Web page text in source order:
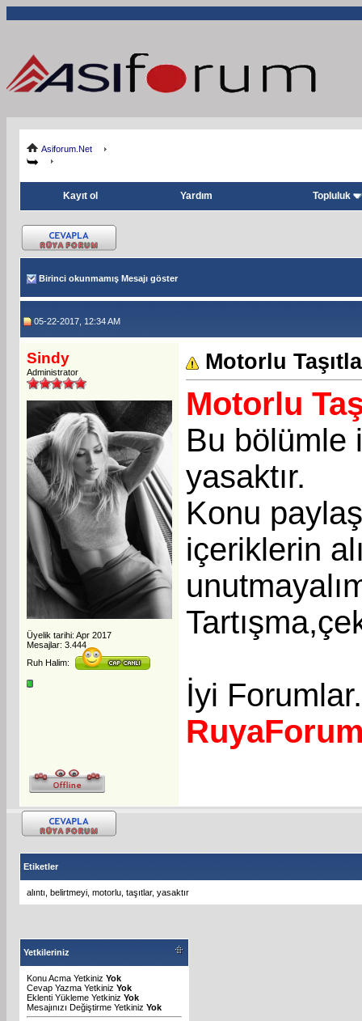
Asiforum.Net
Kayıt ol Yardım Topluluk
Birinci okunmamış Mesajı göster
05-22-2017, 12:34 AM
Sindy
Administrator
Üyelik tarihi: Apr 2017
Mesajlar: 3.444
Ruh Halim:
Motorlu
Motorlu
Bu bölümle
yasaktır.
Konu
içeriklerin
İyi Forumlar.
Etiketler
alıntı belirtmeyi motorlu taşıtlar, yasaktır
Yetkileriniz
Konu Acma Yetkiniz Yok
Cevap Yazma Yetkiniz Yok
Eklenti Yükleme Yetkiniz Yok
Mesajınızı Değiştirme Yetkiniz Yok